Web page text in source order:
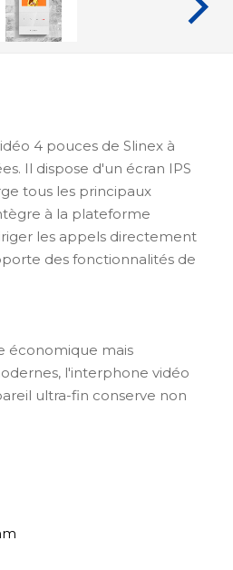
4 pouces de Slinex à
Il dispose d'un écran IPS
tous les principaux
à la plateforme
les appels directement
des fonctionnalités de
économique mais
l'interphone vidéo
ultra-fin conserve non
également des
de recevoir les appels
bloc d'alimentation
blanc, le SQ-04N Cloud est